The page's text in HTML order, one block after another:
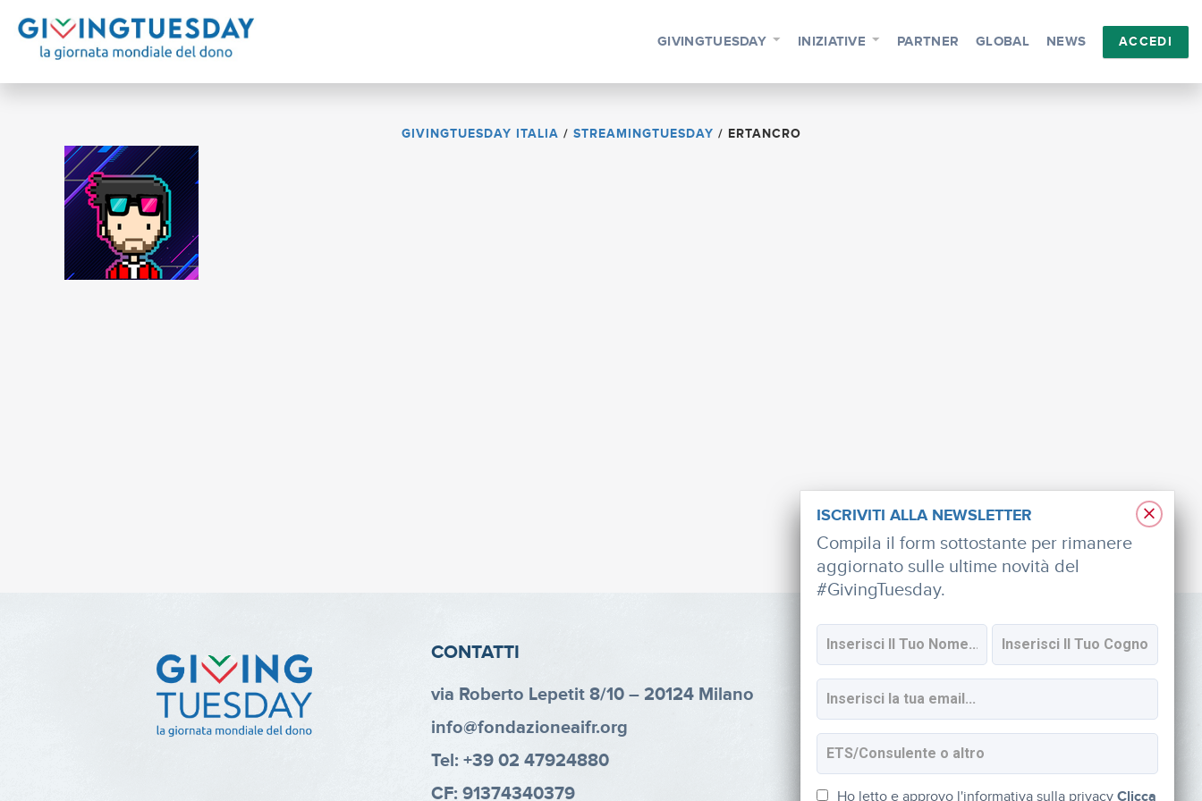
GIVINGTUESDAY INIZIATIVE PARTNER GLOBAL NEWS ACCEDI
GIVINGTUESDAY ITALIA / STREAMINGTUESDAY / ERTANCRO
CONTATTI
via Roberto Lepetit 8/10 – 20124 Milano
info@fondazioneaifr.org
Tel: +39 02 47924880
CF: 91374340379
SOCIAL
Iscriviti alla newsletter
×
ISCRIVITI ALLA NEWSLETTER
Compila il form sottostante per rimanere
aggiornato sulle ultime novità del
#GivingTuesday.
Ho letto e approvo l'informativa sulla privacyClicca